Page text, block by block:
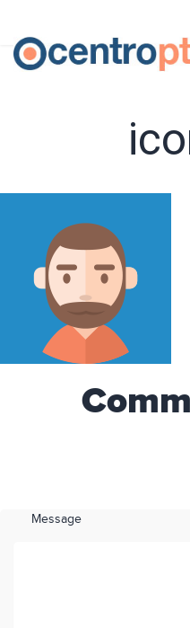
Message